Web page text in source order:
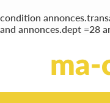
condition
and annonces.dept =28